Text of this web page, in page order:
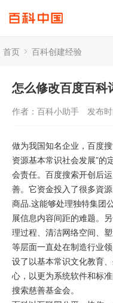
首页 百科创建经验
怎么修改百度百科
作者：百科小助手 发布
做为我国知名企业，百度
资源基本常识社会发展”的
会责任。百度搜索开创后
善。它资金投入了很多資
商品.这能够处理独特集团
展信息内容间距的难题。
理过程、清洁网络空间、
等层面一直处在制造行业
设了以基本常识文化教育
心，以更为系统软件和标
搜索慈善基金会。